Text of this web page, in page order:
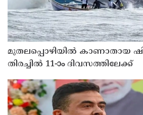
മുതലപ്പൊഴിയില്‍ കാണാതായ
തിരച്ചില്‍ 11-ാം ദിവസത്തിലേക്ക്